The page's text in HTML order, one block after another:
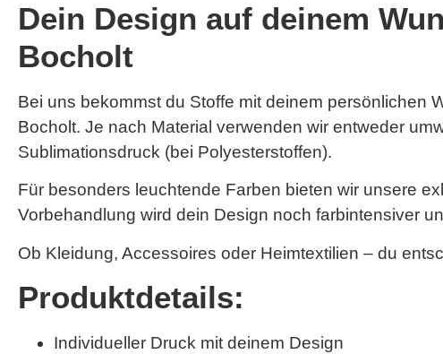
Dein Design auf deinem
Bocholt
Bei uns bekommst du Stoffe mit deinem persönlichen
Bocholt. Je nach Material verwenden wir entweder
Sublimationsdruck (bei Polyesterstoffen).
Für besonders leuchtende Farben bieten wir unsere
Vorbehandlung wird dein Design noch farbintensiver
Ob Kleidung, Accessoires oder Heimtextilien – du
Produktdetails:
Individueller Druck mit deinem Design